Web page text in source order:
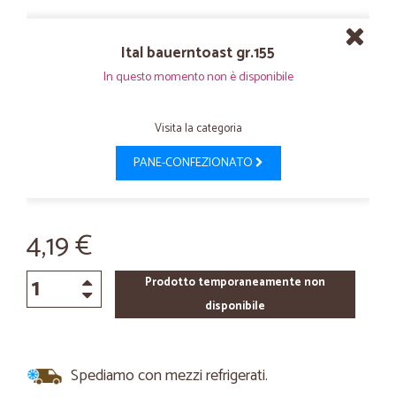
Ital bauerntoast gr.155
In questo momento non è disponibile
Visita la categoria
PANE-CONFEZIONATO
4,19 €
Prodotto temporaneamente non
disponibile
Spediamo con mezzi refrigerati.